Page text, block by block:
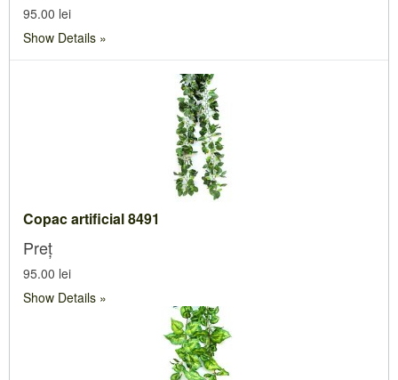
95.00 lei
Show Details
Copac artificial 8491
Preț
95.00 lei
Show Details